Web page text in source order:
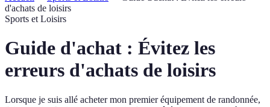
d'achats de loisirs
Sports et Loisirs
Guide d'achat : Évitez les
erreurs d'achats de loisirs
Lorsque je suis allé acheter mon premier équipement de randonnée,